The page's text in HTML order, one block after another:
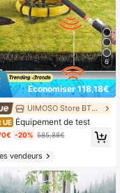
6
Économiser 118,18€
UIMOSO Store BTG EU
UE Équipement de test
-20% 585,88€
vendeurs